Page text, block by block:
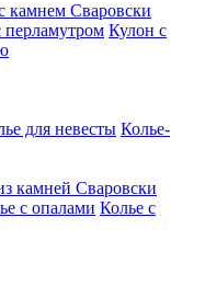
камнем Сваровски
перламутром Кулон с
для невесты Колье-
камней Сваровски
с опалами Колье с